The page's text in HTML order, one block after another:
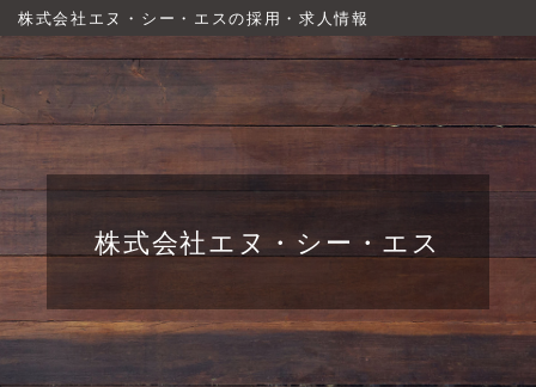
株式会社エヌ・シー・エスの採用・求人情報
株式会社エヌ・シー・エス